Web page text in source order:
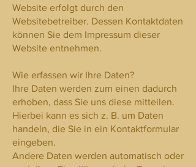
Website erfolgt durch den
Websitebetreiber. Dessen Kontaktdaten
können Sie dem Impressum dieser
Website entnehmen.
Wie erfassen wir Ihre Daten?
Ihre Daten werden zum einen dadurch
erhoben, dass Sie uns diese mitteilen.
Hierbei kann es sich z. B. um Daten
handeln, die Sie in ein Kontaktformular
eingeben.
Andere Daten werden automatisch oder